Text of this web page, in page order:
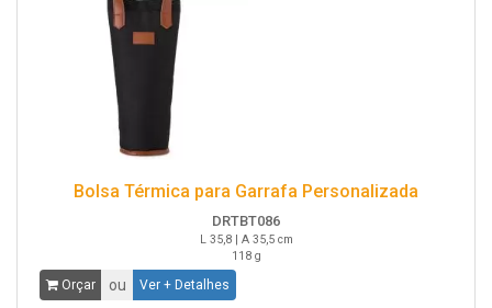
Bolsa Térmica para Garrafa Personalizada
DRTBT086
L 35,8 | A 35,5 cm
118 g
Orçar ou Ver + Detalhes